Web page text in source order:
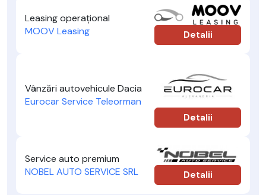
Leasing operațional
MOOV Leasing
Detalii
Vânzări autovehicule Dacia
Eurocar Service Teleorman
Detalii
Service auto premium
NOBEL AUTO SERVICE SRL
Detalii